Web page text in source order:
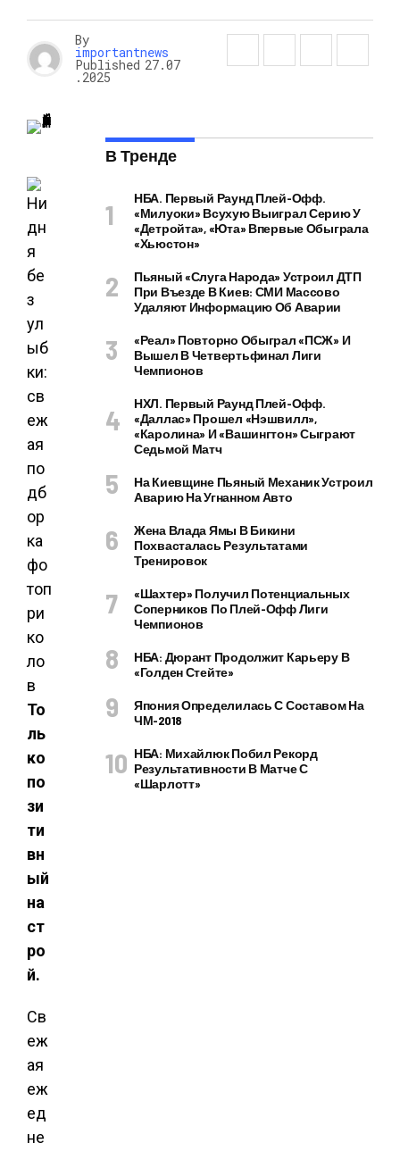
By
importantnews
Published 27.07
.2025
То
ль
ко
по
зи
ти
вн
ый
на
ст
ро
й.
Св
еж
ая
еж
ед
не
В Тренде
НБА. Первый Раунд Плей-Офф.
«Милуоки» Всухую Выиграл Серию У
«Детройта», «Юта» Впервые Обыграла
«Хьюстон»
Пьяный «слуга Народа» Устроил ДТП
При Въезде В Киев: СМИ Массово
Удаляют Информацию Об Аварии
«Реал» Повторно Обыграл «ПСЖ» И
Вышел В Четвертьфинал Лиги
Чемпионов
НХЛ. Первый Раунд Плей-Офф.
«Даллас» Прошел «Нэшвилл»,
«Каролина» И «Вашингтон» Сыграют
Седьмой Матч
На Киевщине Пьяный Механик Устроил
Аварию На Угнанном Авто
Жена Влада Ямы В Бикини
Похвасталась Результатами
Тренировок
«Шахтер» Получил Потенциальных
Соперников По Плей-Офф Лиги
Чемпионов
НБА: Дюрант Продолжит Карьеру В
«Голден Стейте»
Япония Определилась С Составом На
ЧМ-2018
НБА: Михайлюк Побил Рекорд
Результативности В Матче С
«Шарлотт»